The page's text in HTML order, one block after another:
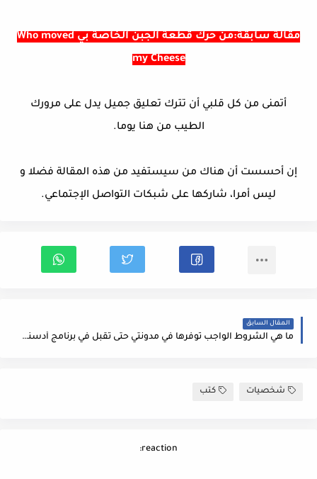
مقالة سابقة:من حرك قطعة الجبن الخاصة بي Who moved
my Cheese
أتمنى من كل قلبي أن تترك تعليق جميل يدل على مرورك
الطيب من هنا يوما.
إن أحسست أن هناك من سيستفيد من هذه المقالة فضلا و
ليس أمرا، شاركها على شبكات التواصل الإجتماعي.
المقال السابق
ما هي الشروط الواجب توفرها في مدونتي حتى تقبل في برنامج أدسنس
شخصيات كتب
reaction: